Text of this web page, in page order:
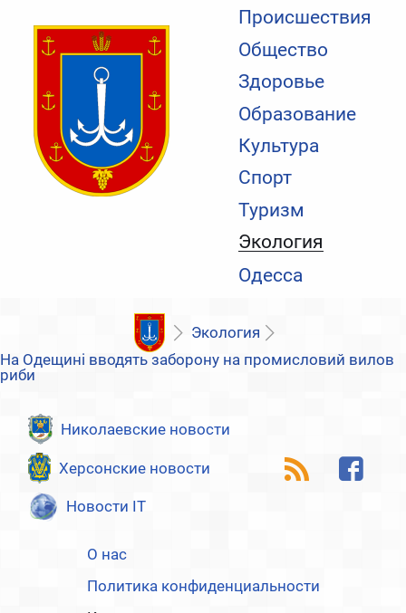
Происшествия
Общество
Здоровье
Образование
Культура
Спорт
Туризм
Экология
Одесса
Экология
На Одещині вводять заборону на промисловий вилов
риби
Николаевские новости
Херсонские новости
Новости IT
О нас
Политика конфиденциальности